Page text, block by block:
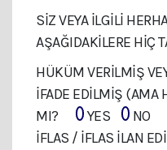
SIZ VEYA İLGILI
AŞAĞIDAKILERE HIÇ
HÜKÜM VERİLMİŞ
İFADE EDİLMİŞ (AMA
MI?
YES
NO
İFLAS / İFLAS İLAN